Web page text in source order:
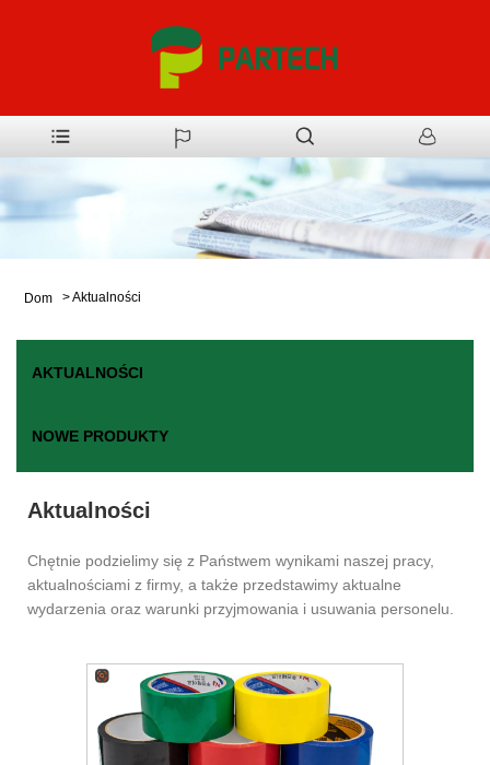
Dom >Aktualności
AKTUALNOŚCI
NOWE PRODUKTY
Aktualności
Chętnie podzielimy się z Państwem wynikami naszej pracy,
aktualnościami z firmy, a także przedstawimy aktualne
wydarzenia oraz warunki przyjmowania i usuwania personelu.